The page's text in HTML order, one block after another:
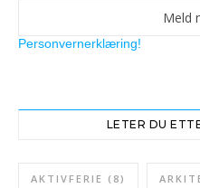
Personvernerklæring!
LETER DU
AKTIVFERIE (8)